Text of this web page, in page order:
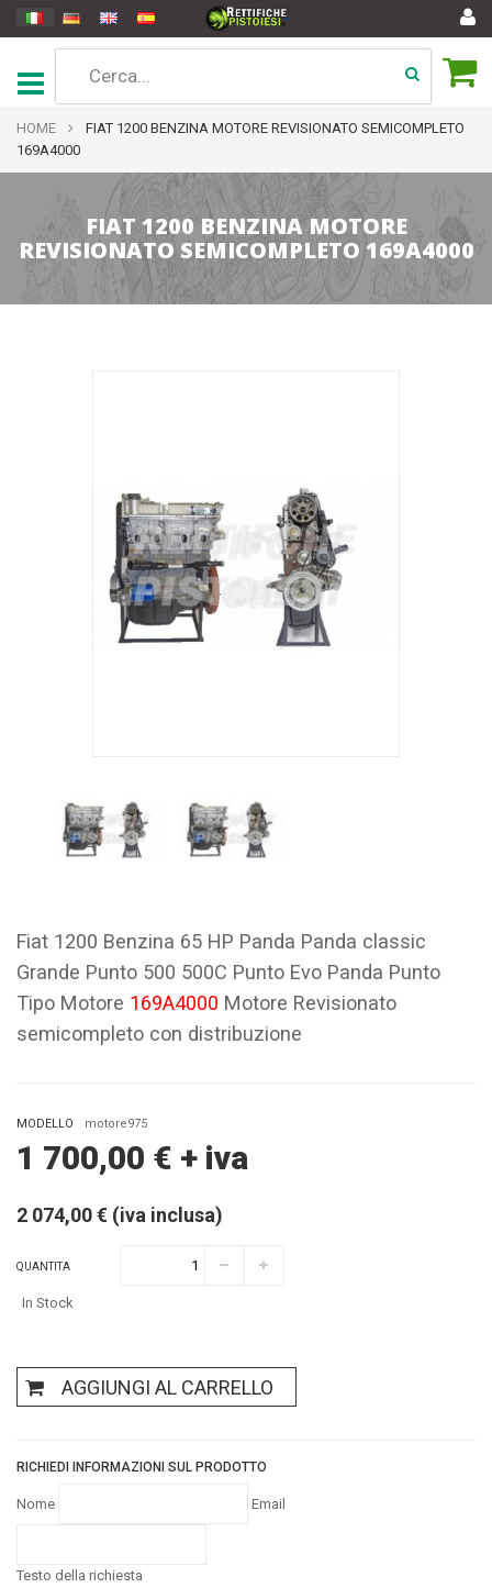
HOME
FIAT 1200 BENZINA MOTORE REVISIONATO SEMICOMPLETO
169A4000
FIAT 1200 BENZINA MOTORE
REVISIONATO SEMICOMPLETO 169A4000
Fiat 1200 Benzina 65 HP Panda Panda classic
Grande Punto 500 500C Punto Evo Panda Punto
Tipo Motore 169A4000 Motore Revisionato
semicompleto con distribuzione
MODELLO motore975
1 700,00 € + iva
2 074,00 € (iva inclusa)
QUANTITA
In Stock
AGGIUNGI AL CARRELLO
RICHIEDI INFORMAZIONI SUL PRODOTTO
Nome Email
Testo della richiesta